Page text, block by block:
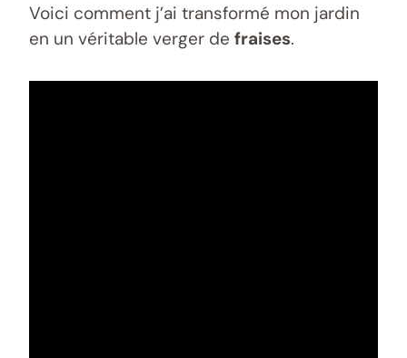
Voici comment j’ai transformé mon jardin
en un véritable verger de fraises.